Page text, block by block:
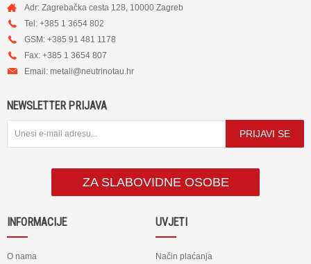
Adr: Zagrebačka cesta 128, 10000 Zagreb
Tel: +385 1 3654 802
GSM: +385 91 481 1178
Fax: +385 1 3654 807
Email: metali@neutrinotau.hr
NEWSLETTER PRIJAVA
PRIJAVI SE
ZA SLABOVIDNE OSOBE
INFORMACIJE
O nama
UVJETI
Način plaćanja